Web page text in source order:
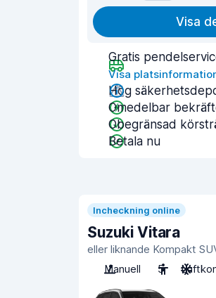
Visa
Gratis
Visa
Hög
Omedelbar
Obegränsad
Betala nu
Incheckning online
Suzuki Vitara
eller liknande Kompakt
Manuell
5